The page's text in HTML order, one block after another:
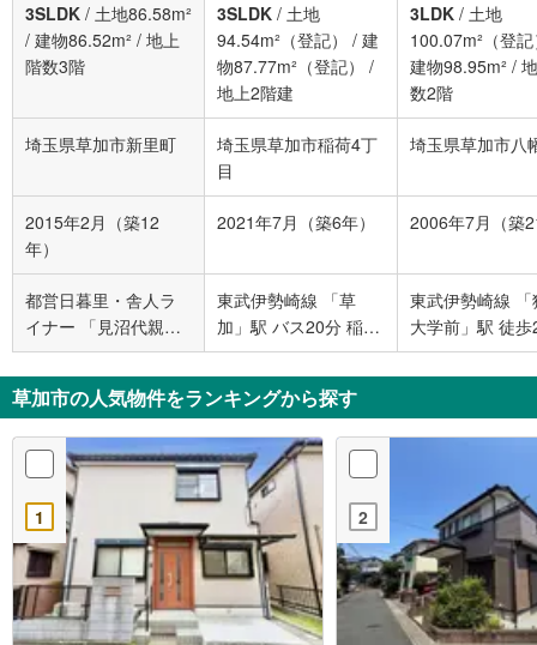
3SLDK / 土地86.58m²
/ 建物86.52m² / 地上
階数3階
3SLDK / 土地
94.54m²（登記）
/ 建
物87.77m²（登記）
/
地上2階建
3LDK / 土地
100.07m²（登
建物98.95m² /
数2階
埼玉県草加市新里町
埼玉県草加市稲荷4丁
目
埼玉県草加市八
2015年2月（築12
年）
2021年7月（築6年） 2006年7月（築
都営日暮里・舎人ラ
イナー 「見沼代親水
公園」駅 徒歩18分
東武伊勢崎線 「草
加」駅 バス20分 稲荷
桜橋入口 バス停下車
徒歩3分
東武伊勢崎線 「
大学前」駅 徒
草加市の人気物件をランキングから探す
1 2